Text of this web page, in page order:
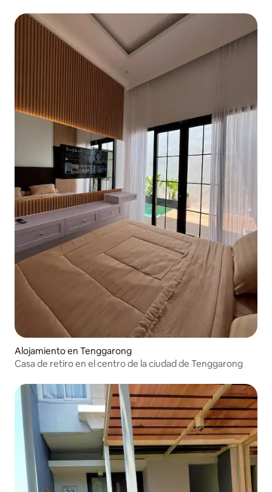
Alojamiento en Tenggarong
Casa de retiro en el centro de la ciudad de Tenggarong